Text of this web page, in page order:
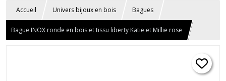
Accueil Univers bijoux en bois Bagues
Bague INOX ronde en bois et tissu liberty Katie et Millie rose